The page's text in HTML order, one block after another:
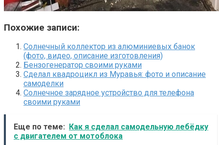
Похожие записи:
Солнечный коллектор из алюминиевых банок
(фото, видео, описание изготовления)
Бензогенератор своими руками
Сделал квадроцикл из Муравья: фото и описание
самоделки
Солнечное зарядное устройство для телефона
своими руками
Еще по теме:
Как я сделал самодельную лебёдку
с двигателем от мотоблока